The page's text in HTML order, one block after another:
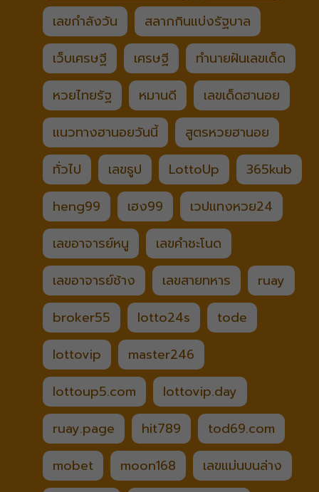
เลขกำลังวัน
สลากกินแบ่งรัฐบาล
เว็บเศรษฐี
เศรษฐี
ทำนายฝันเลขเด็ด
หวยไทยรัฐ
หมานดี
เลขเด็ดฮานอย
แนวทางฮานอยวันนี้
สูตรหวยฮานอย
ทั่วไป
เลขธูป LottoUp
365kub
heng99
เฮง99
เวปแทงหวย24
เลขอาจารย์หนู
เลขคำชะโนด
เลขอาจารย์ช้าง
เลขสายทหาร
ruay
broker55
lotto24s
tode
lottovip
master246
lottoup5.com
lottovip.day
ruay.page
hit789
tod69.com
mobet
moon168
เลขแม่นบนล่าง